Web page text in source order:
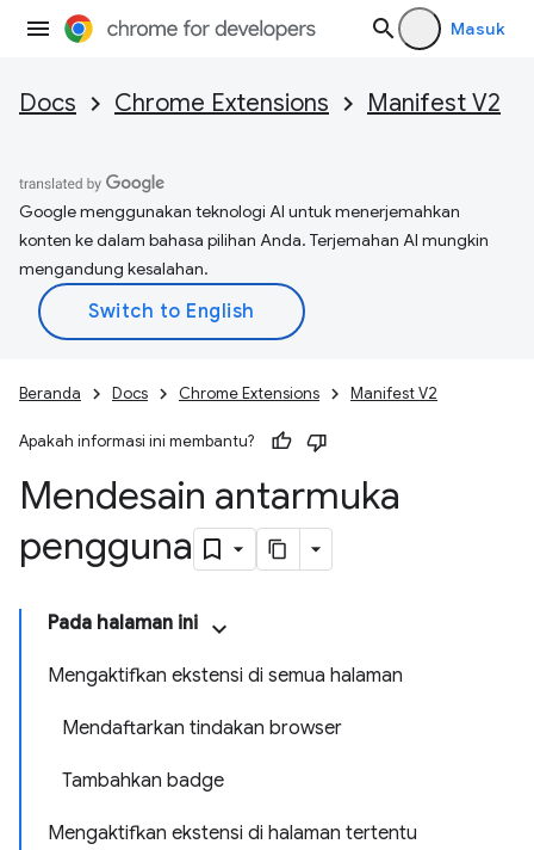
Masuk
Docs Chrome Extensions Manifest V2
Google menggunakan teknologi AI untuk menerjemahkan
konten ke dalam bahasa pilihan Anda. Terjemahan AI mungkin
mengandung kesalahan.
Beranda Docs Chrome Extensions Manifest V2
Apakah informasi ini membantu?
Mendesain antarmuka
pengguna
Pada halaman ini
Mengaktifkan ekstensi di semua halaman
Mendaftarkan tindakan browser
Tambahkan badge
Mengaktifkan ekstensi di halaman tertentu